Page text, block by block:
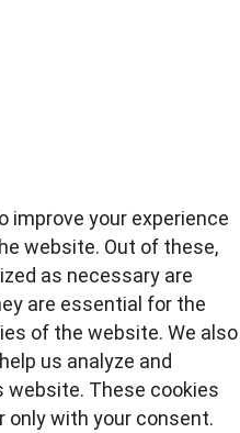
improve your experience
website. Out of these,
as necessary are
are essential for the
of the website. We also
us analyze and
website. These cookies
only with your consent.